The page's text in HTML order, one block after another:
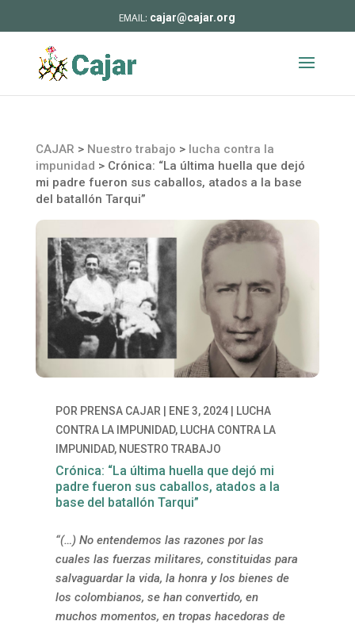
cajar@cajar.org
CAJAR > Nuestro trabajo > lucha contra la
impunidad > Crónica: “La última huella que dejó
mi padre fueron sus caballos, atados a la base
del batallón Tarqui”
POR PRENSA CAJAR| ENE 3, 2024|
LUCHA
CONTRA LA IMPUNIDAD, LUCHA CONTRA LA
IMPUNIDAD, NUESTRO TRABAJO
Crónica: “La última huella que dejó mi
padre fueron sus caballos, atados a la
base del batallón Tarqui”
“(…) No entendemos las razones por las
cuales las fuerzas militares, constituidas para
salvaguardar la vida, la honra y los bienes de
los colombianos, se han convertido, en
muchos momentos, en tropas hacedoras de